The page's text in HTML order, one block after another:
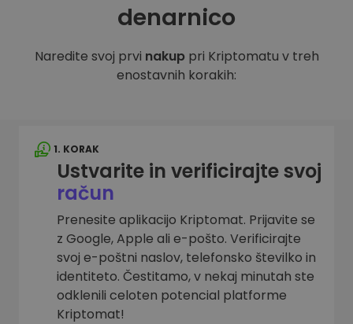
denarnico
Naredite svoj prvi nakuppri Kriptomatu v treh
enostavnih korakih:
1. KORAK
Ustvarite in verificirajte svoj
račun
Prenesite aplikacijo Kriptomat. Prijavite se
z Google, Apple ali e-pošto. Verificirajte
svoj e-poštni naslov, telefonsko številko in
identiteto. Čestitamo, v nekaj minutah ste
odklenili celoten potencial platforme
Kriptomat!